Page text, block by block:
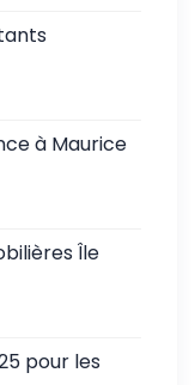
à Maurice
Île
pour les